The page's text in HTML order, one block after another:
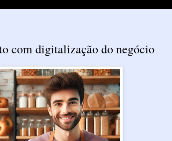
com digitalização do negócio